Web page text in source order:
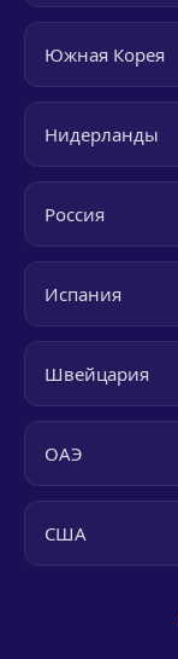
Южная Корея
Нидерланды
Россия
Испания
Швейцария
ОАЭ
США